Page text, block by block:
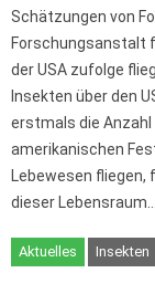
Schätzungen von
Forschungsanstalt
der USA zufolge
Insekten über den
erstmals die Anzahl
amerikanischen
Lebewesen
dieser Lebensraum…
Aktuelles Insekten